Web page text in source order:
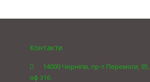
Контакти
14000 Чернігів, пр-т Перемоги, 95,
оф 316